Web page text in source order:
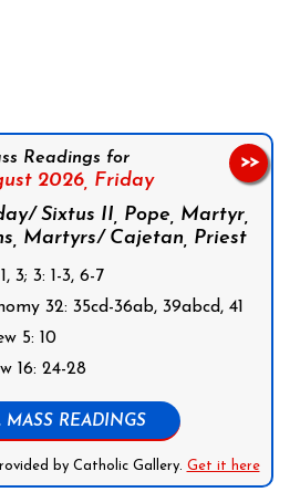
Readings for
2026, Friday
Sixtus II, Pope, Martyr,
Martyrs/ Cajetan, Priest
3; 3: 1-3, 6-7
32: 35cd-36ab, 39abcd, 41
5: 10
16: 24-28
MASS READINGS
by Catholic Gallery. Get it here
>>